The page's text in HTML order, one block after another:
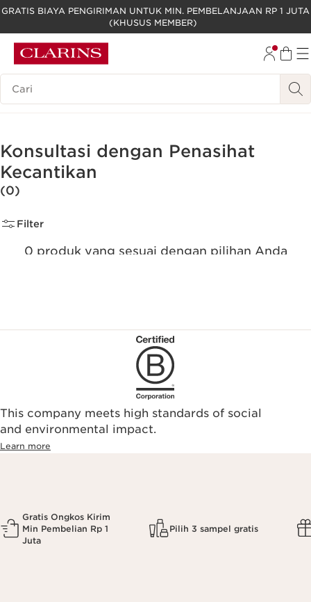
LEWATI KE KONTEN
GO TO FOOTER
GRATIS BIAYA PENGIRIMAN UNTUK MIN. PEMBELANJAAN RP 1 JUTA
(KHUSUS MEMBER)
Legenda Pencarian
Konsultasi dengan Penasihat
Kecantikan
(0)
Filter
0 produk yang sesuai dengan pilihan Anda
This company meets high standards of social
and environmental impact.
Learn more
Gratis Ongkos Kirim
Min Pembelian Rp 1
Juta
Pilih 3 sampel gratis